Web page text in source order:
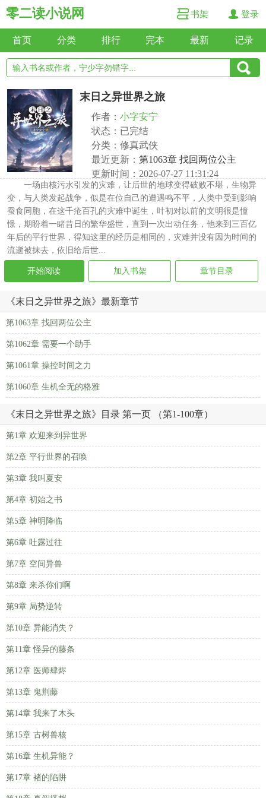
零二读小说网 书架 登录
首页 分类 排行 完本 最新 记录
末日之异世界之旅
作者： 小字安宁
状态：已完结
分类：修真武侠
最近更新： 第1063章 找回两位公主
更新时间：2026-07-27 11:31:24
一场由核污水引发的灾难，让后世的地球变得破败不堪，生物异
变，与人类发起战争，似是在位自己的遭遇鸣不平，人类中受到影响
蚕食同胞，在这千疮百孔的灾难中诞生，叶初对以前的文明很是憧
憬，期盼着一睹昔日的繁华盛世，直到一次出动任务，他来到三百亿
年后的平行世界，得知这里的经历是相同的，灾难并没有因为时间的
流逝被抹去，依旧给后世...
开始阅读 加入书架 章节目录
《末日之异世界之旅》最新章节
第1063章 找回两位公主
第1062章 需要一个助手
第1061章 操控时间之力
第1060章 生机全无的格雅
《末日之异世界之旅》目录 第一页 （第1-100章）
第1章 欢迎来到异世界
第2章 平行世界的召唤
第3章 我叫夏安
第4章 初始之书
第5章 神明降临
第6章 吐露过往
第7章 空间异兽
第8章 来杀你们啊
第9章 局势逆转
第10章 异能消失？
第11章 怪异的藤条
第12章 医师肆烬
第13章 鬼荆藤
第14章 我来了木头
第15章 古树兽核
第16章 生机异能？
第17章 褚的陷阱